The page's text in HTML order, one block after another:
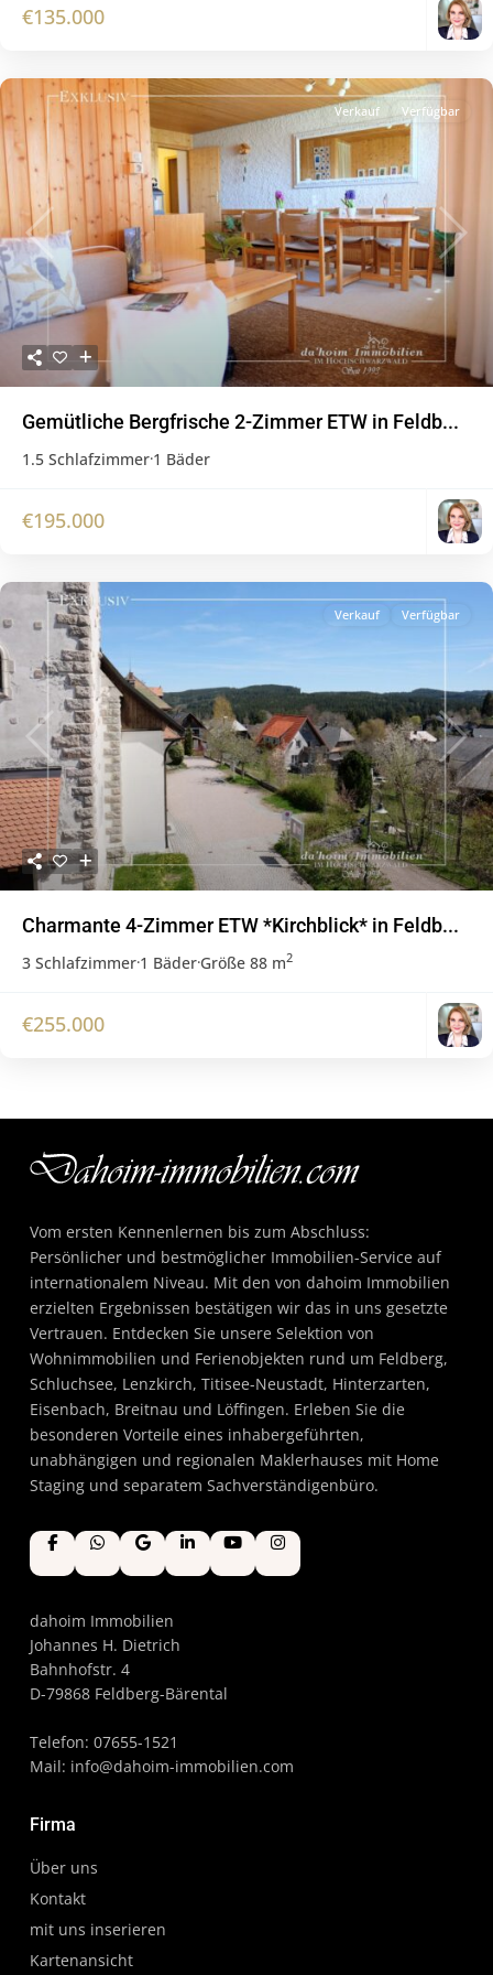
€135.000
Previous Next
Verkauf Verfügbar
Gemütliche Bergfrische 2-Zimmer ETW in Feldb...
1.5 Schlafzimmer·1 Bäder
€195.000
Previous Next
Verkauf Verfügbar
Charmante 4-Zimmer ETW *Kirchblick* in Feldb...
3 Schlafzimmer·1 Bäder·Größe 88 m2
€255.000
Vom ersten Kennenlernen bis zum Abschluss:
Persönlicher und bestmöglicher Immobilien-Service auf
internationalem Niveau. Mit den von dahoim Immobilien
erzielten Ergebnissen bestätigen wir das in uns gesetzte
Vertrauen. Entdecken Sie unsere Selektion von
Wohnimmobilien und Ferienobjekten rund um Feldberg,
Schluchsee, Lenzkirch, Titisee-Neustadt, Hinterzarten,
Eisenbach, Breitnau und Löffingen. Erleben Sie die
besonderen Vorteile eines inhabergeführten,
unabhängigen und regionalen Maklerhauses mit Home
Staging und separatem Sachverständigenbüro.
dahoim Immobilien
Johannes H. Dietrich
Bahnhofstr. 4
D-79868 Feldberg-Bärental
Telefon: 07655-1521
Mail: info@dahoim-immobilien.com
Firma
Über uns
Kontakt
mit uns inserieren
Kartenansicht